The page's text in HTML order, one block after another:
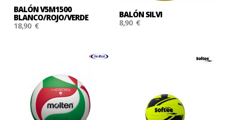
BALÓN V5M1500
BLANCO/ROJO/VERDE
18,90 €
BALÓN SILVI
8,90 €